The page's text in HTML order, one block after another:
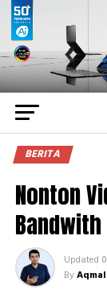
BERITA
Nonton
Bandwith
Updated
By